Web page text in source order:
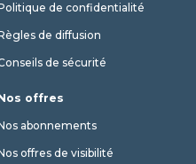
de confidentialité
de diffusion
de sécurité
offres
abonnements
offres de visibilité